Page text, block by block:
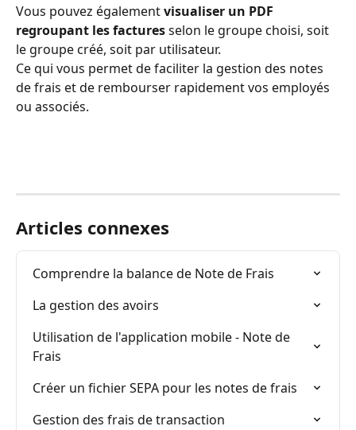
Vous pouvez également visualiser un PDF
regroupant les factures selon le groupe choisi, soit
le groupe créé, soit par utilisateur.
Ce qui vous permet de faciliter la gestion des notes
de frais et de rembourser rapidement vos employés
ou associés.
Articles connexes
Comprendre la balance de Note de Frais
La gestion des avoirs
Utilisation de l'application mobile - Note de
Frais
Créer un fichier SEPA pour les notes de frais
Gestion des frais de transaction